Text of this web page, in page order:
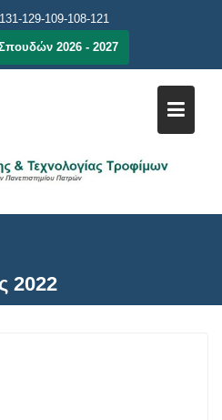
129-109-108-121
2026 - 2027
2022